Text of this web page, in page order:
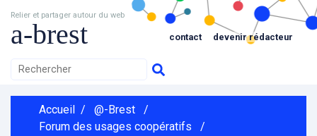
Relier et partager autour du web
a-brest contact devenir rédacteur
Accueil / @-Brest
/
Forum des usages coopératifs
/